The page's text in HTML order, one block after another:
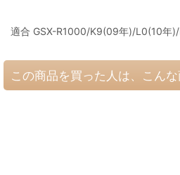
適合 GSX-R1000/K9(09年)/L0(10年)/
この商品を買った人は、こん